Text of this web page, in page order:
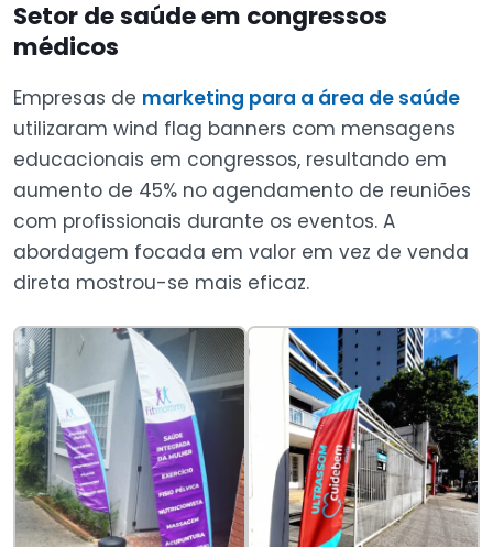
Setor de saúde em congressos
médicos
Empresas de marketing para a área de saúde
utilizaram wind flag banners com mensagens
educacionais em congressos, resultando em
aumento de 45% no agendamento de reuniões
com profissionais durante os eventos. A
abordagem focada em valor em vez de venda
direta mostrou-se mais eficaz.